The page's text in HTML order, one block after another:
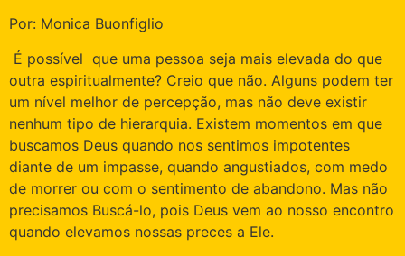
Por: Monica Buonfiglio
É possível que uma pessoa seja mais elevada do que
outra espiritualmente? Creio que não. Alguns podem ter
um nível melhor de percepção, mas não deve existir
nenhum tipo de hierarquia. Existem momentos em que
buscamos Deus quando nos sentimos impotentes
diante de um impasse, quando angustiados, com medo
de morrer ou com o sentimento de abandono. Mas não
precisamos Buscá-lo, pois Deus vem ao nosso encontro
quando elevamos nossas preces a Ele.